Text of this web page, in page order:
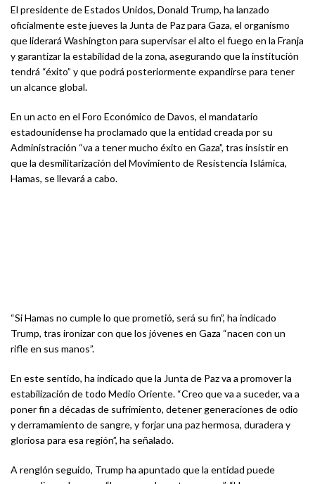
El presidente de Estados Unidos, Donald Trump, ha lanzado
oficialmente este jueves la Junta de Paz para Gaza, el organismo
que liderará Washington para supervisar el alto el fuego en la Franja
y garantizar la estabilidad de la zona, asegurando que la institución
tendrá “éxito” y que podrá posteriormente expandirse para tener
un alcance global.
En un acto en el Foro Económico de Davos, el mandatario
estadounidense ha proclamado que la entidad creada por su
Administración “va a tener mucho éxito en Gaza”, tras insistir en
que la desmilitarización del Movimiento de Resistencia Islámica,
Hamas, se llevará a cabo.
“Si Hamas no cumple lo que prometió, será su fin”, ha indicado
Trump, tras ironizar con que los jóvenes en Gaza “nacen con un
rifle en sus manos”.
En este sentido, ha indicado que la Junta de Paz va a promover la
estabilización de todo Medio Oriente. “Creo que va a suceder, va a
poner fin a décadas de sufrimiento, detener generaciones de odio
y derramamiento de sangre, y forjar una paz hermosa, duradera y
gloriosa para esa región”, ha señalado.
A renglón seguido, Trump ha apuntado que la entidad puede